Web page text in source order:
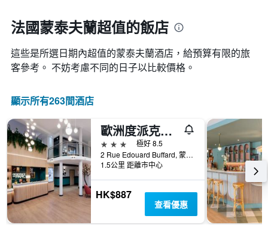
中
的
各
天
此
具
有
1
條
Y
軸，
顯
示
房
間
近，
房
的
變
況。
圖
表
有
1
個
X
軸，
顯
示
距
法國蒙泰夫蘭超值的飯店
這些是所選日期內超值的蒙泰夫蘭​酒店，給預算有限的旅
客參考。 不妨考慮不同的日子以比較價格。
顯示所有263間酒店
歐洲度派克酒店住宅酒店 - 蒙特夫蘭
3星級
極好 8.5
2 Rue Edouard Buffard, 蒙泰夫蘭, 塞納-馬恩省, 法國
1.5公里 距離市中心
HK$887
查看優惠